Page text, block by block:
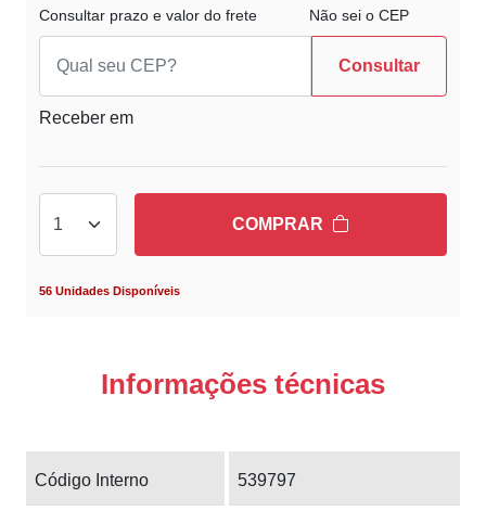
Consultar prazo e valor do frete Não sei o CEP
Consultar
Receber em
COMPRAR
56 Unidades Disponíveis
Informações técnicas
Código Interno 539797